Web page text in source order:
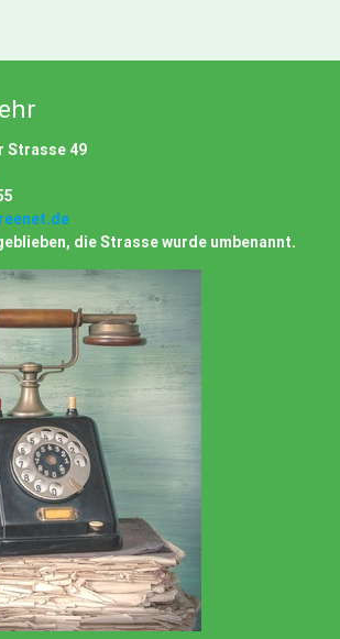
Strasse 49
die Strasse wurde umbenannt.